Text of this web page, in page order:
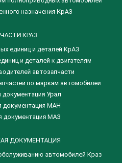
назначения КрАЗ
КРАЗ
единиц и деталей КрАЗ
и деталей к двигателям
автозапчасти
по маркам автомобилей
документация Урал
документация МАН
документация МАЗ
ДОКУМЕНТАЦИЯ
автомобилей Краз